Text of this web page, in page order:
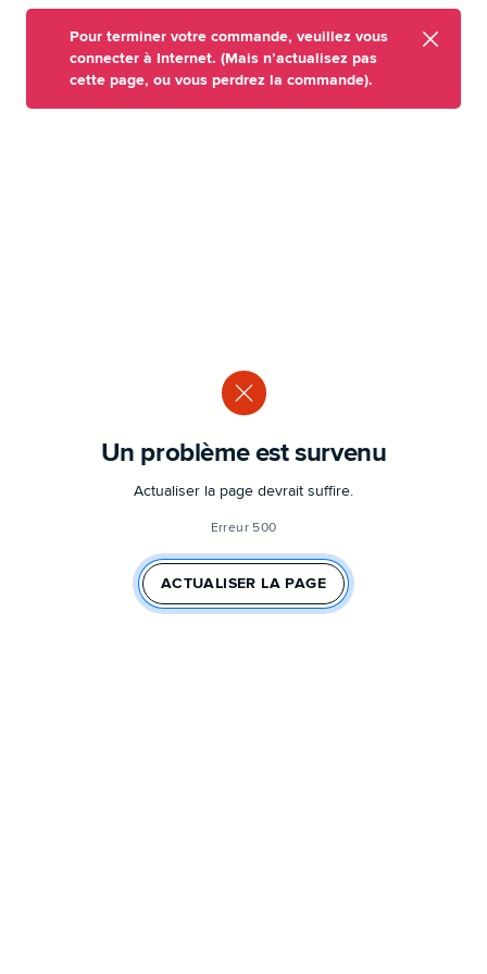
Pour terminer votre commande, veuillez vous
connecter à Internet. (Mais n’actualisez pas
cette page, ou vous perdrez la commande).
Un problème est survenu
Actualiser la page devrait suffire.
Erreur 500
ACTUALISER LA PAGE